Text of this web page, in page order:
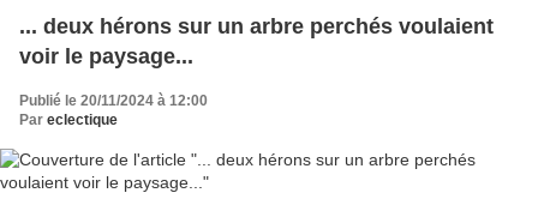
... deux hérons sur un arbre perchés voulaient
voir le paysage...
Publié le 20/11/2024 à 12:00
Par eclectique